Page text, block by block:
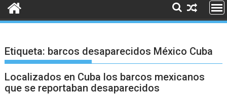
Etiqueta: barcos desaparecidos México Cuba
Localizados en Cuba los barcos mexicanos
que se reportaban desaparecidos